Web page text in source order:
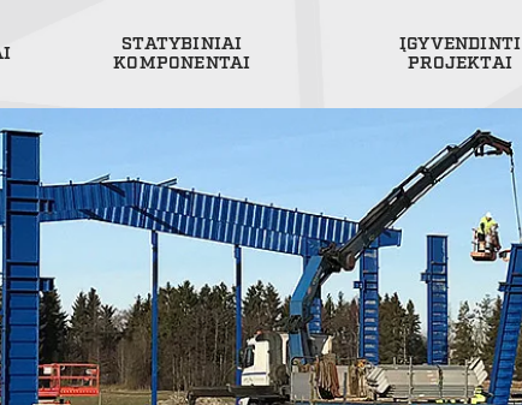
STATYBINIAI
KOMPONENTAI
ĮGYVENDINTI
PROJEKTAI